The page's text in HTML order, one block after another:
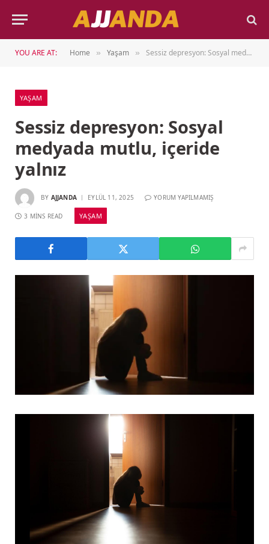
YOU ARE AT: Home » Yaşam » Sessiz depresyon: Sosyal medyada mutlu, içeride yalnız
YAŞAM
Sessiz depresyon: Sosyal
medyada mutlu, içeride
yalnız
BY AJJANDA EYLÜL 11, 2025 YORUM YAPILMAMIŞ
3 MINS READ YAŞAM